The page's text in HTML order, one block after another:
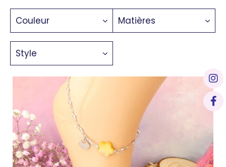
Couleur Matières
Style